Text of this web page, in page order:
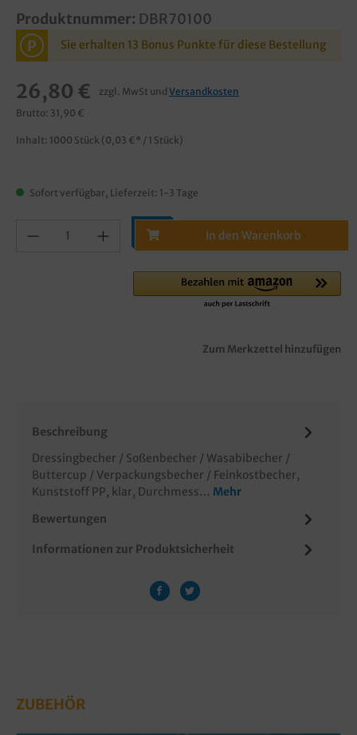
Produktnummer: DBR70100
P Sie erhalten 13 Bonus Punkte für diese Bestellung
26,80 € zzgl. MwSt und Versandkosten
Brutto: 31,90 €
Inhalt: 1000 Stück (0,03 €* / 1 Stück)
Sofort verfügbar, Lieferzeit: 1-3 Tage
In den Warenkorb
Zum Merkzettel hinzufügen
Beschreibung
Dressingbecher / Soßenbecher / Wasabibecher /
Buttercup / Verpackungsbecher / Feinkostbecher,
Kunststoff PP, klar, Durchmess… Mehr
Bewertungen
Informationen zur Produktsicherheit
ZUBEHÖR